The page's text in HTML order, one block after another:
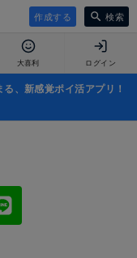
作成する 検索
大喜利 ログイン
、新感覚ポイ活アプリ！